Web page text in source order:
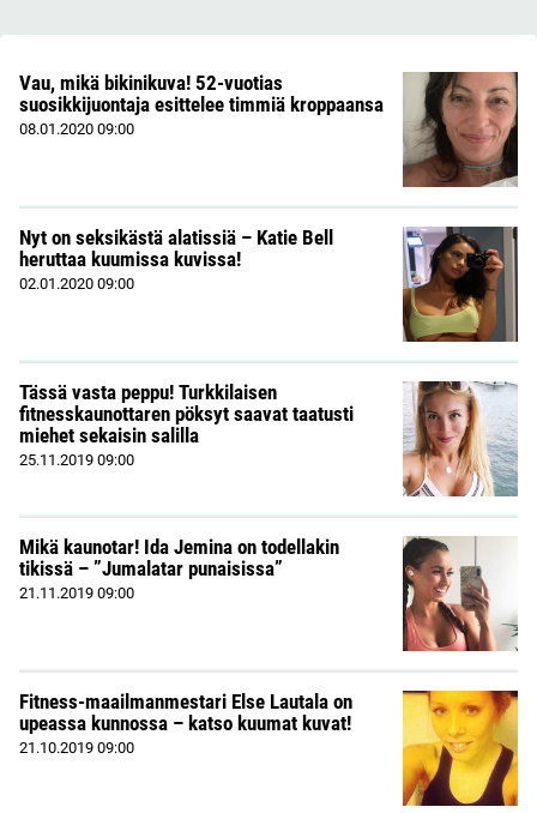
Vau, mikä bikinikuva! 52-vuotias
suosikkijuontaja esittelee timmiä kroppaansa
08.01.2020 09:00
Nyt on seksikästä alatissiä – Katie Bell
heruttaa kuumissa kuvissa!
02.01.2020 09:00
Tässä vasta peppu! Turkkilaisen
fitnesskaunottaren pöksyt saavat taatusti
miehet sekaisin salilla
25.11.2019 09:00
Mikä kaunotar! Ida Jemina on todellakin
tikissä – ”Jumalatar punaisissa”
21.11.2019 09:00
Fitness-maailmanmestari Else Lautala on
upeassa kunnossa – katso kuumat kuvat!
21.10.2019 09:00